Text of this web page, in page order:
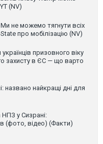
(NV)
Ми не можемо тягнути всіх
про мобілізацію (NV)
призовного віку
захисту в ЄС — що варто
названо найкращі дні для
у Сизрані:
(фото, відео) (Факти)